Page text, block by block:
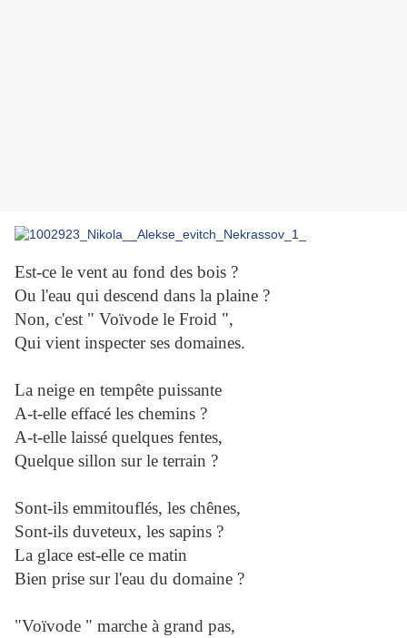
Est-ce le vent au fond des bois ?
Ou l'eau qui descend dans la plaine ?
Non, c'est " Voïvode le Froid ",
Qui vient inspecter ses domaines.
La neige en tempête puissante
A-t-elle effacé les chemins ?
A-t-elle laissé quelques fentes,
Quelque sillon sur le terrain ?
Sont-ils emmitouflés, les chênes,
Sont-ils duveteux, les sapins ?
La glace est-elle ce matin
Bien prise sur l'eau du domaine ?
"Voïvode " marche à grand pas,